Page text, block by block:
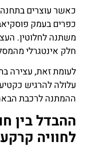
כאשר עוצרים
משתנה לחלוטין.
חלק אינטגרלי
לעומת זאת, עצירה
עלולה להרגיש
ההמתנה לרכבת
ההבדל בין
לחוויה